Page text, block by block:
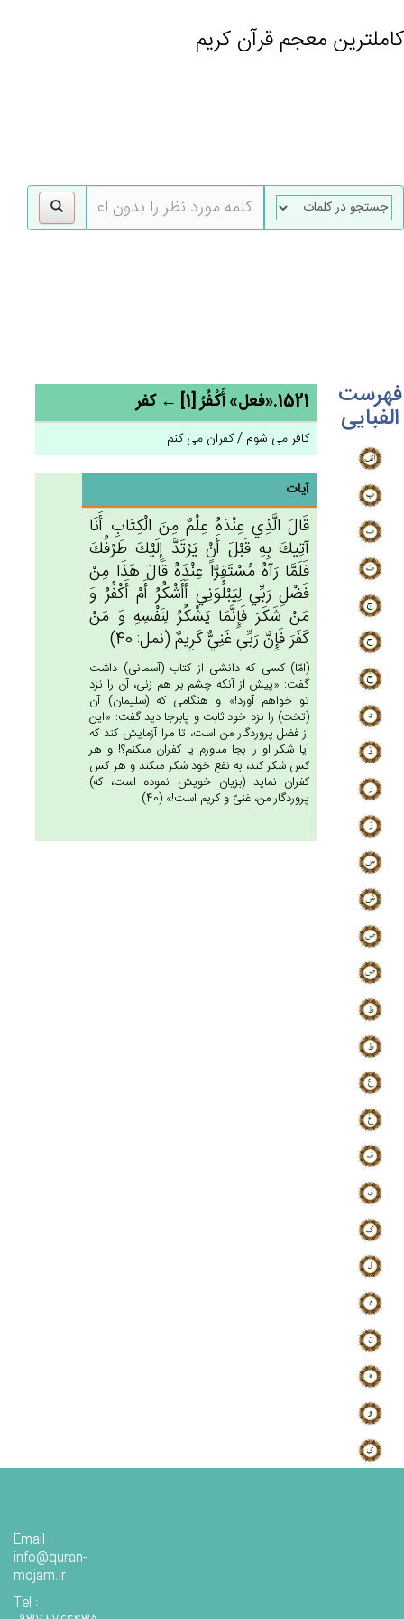
کاملترین معجم قرآن کریم
فهرست
الفبایی 1521.«فعل» أَكْفُرُ [1] ← کفر
کافر می شوم / کفران می کنم
آیات
قَال‌َ الَّذِي‌ عِنْدَه‌ُ عِلْم‌ٌ مِن‌َ الْكِتَاب‌ِ أَنَا
آتِيك‌َ بِه‌ِ قَبْل‌َ أَنْ‌ يَرْتَدَّ إِلَيْك‌َ طَرْفُك‌َ
فَلَمَّا رَآه‌ُ مُسْتَقِرَّاً عِنْدَه‌ُ قَال‌َ هَذَا مِنْ‌
فَضْل‌ِ رَبِّي‌ لِيَبْلُوَنِي‌ أَأَشْكُرُ أَمْ‌ أَكْفُرُ وَ
مَنْ‌ شَكَرَ فَإِنَّمَا يَشْكُرُ لِنَفْسِه‌ِ وَ مَنْ‌
كَفَرَ فَإِن‌َّ رَبِّي‌ غَنِي‌ٌّ كَرِيم‌ٌ (نمل: 40)
(امّا) كسى كه دانشى از كتاب (آسمانى) داشت
گفت: «پيش از آنكه چشم بر هم زنى، آن را نزد
تو خواهم آورد!» و هنگامى كه (سليمان) آن
(تخت) را نزد خود ثابت و پابرجا ديد گفت: «اين
از فضل پروردگار من است، تا مرا آزمايش كند كه
آيا شكر او را بجا مى‏آورم يا كفران مى‏كنم؟! و هر
كس شكر كند، به نفع خود شكر مى‏كند و هر كس
كفران نمايد (بزيان خويش نموده است، كه)
پروردگار من، غنىّ و كريم است!» (40)
Email :
info@quran-
mojam.ir
Tel :